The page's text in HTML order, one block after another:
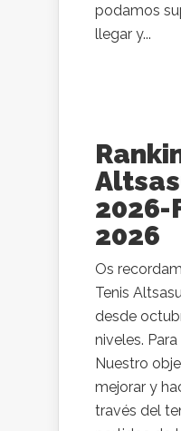
podamos
llegar y...
2026-
2026
Os
Tenis
desde
niveles.
Nuestro
mejorar y
través del